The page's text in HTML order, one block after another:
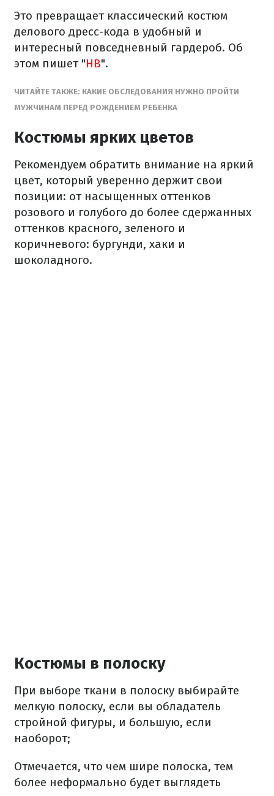
Это превращает классический костюм
делового дресс-кода в удобный и
интересный повседневный гардероб. Об
этом пишет "НВ".
ЧИТАЙТЕ ТАКЖЕ: КАКИЕ ОБСЛЕДОВАНИЯ НУЖНО ПРОЙТИ
МУЖЧИНАМ ПЕРЕД РОЖДЕНИЕМ РЕБЕНКА
Костюмы ярких цветов
Рекомендуем обратить внимание на яркий
цвет, который уверенно держит свои
позиции: от насыщенных оттенков
розового и голубого до более сдержанных
оттенков красного, зеленого и
коричневого: бургунди, хаки и
шоколадного.
Костюмы в полоску
При выборе ткани в полоску выбирайте
мелкую полоску, если вы обладатель
стройной фигуры, и большую, если
наоборот;
Отмечается, что чем шире полоска, тем
более неформально будет выглядеть